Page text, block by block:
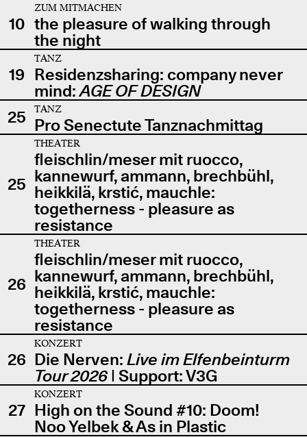
10
ZUM MITMACHEN
the pleasure of walking through
the night
19
TANZ
Residenzsharing: company never
mind:AGE OF DESIGN
25
TANZ
Pro Senectute Tanznachmittag
25
THEATER
fleischlin/meser mit ruocco,
kannewurf, ammann, brechbühl,
heikkilä, krstić, mauchle:
togetherness - pleasure as
resistance
26
THEATER
fleischlin/meser mit ruocco,
kannewurf, ammann, brechbühl,
heikkilä, krstić, mauchle:
togetherness - pleasure as
resistance
26
KONZERT
Die Nerven: Live im Elfenbeinturm
Tour 2026| Support: V3G
27
KONZERT
High on the Sound #10: Doom!
Noo Yelbek & As in Plastic